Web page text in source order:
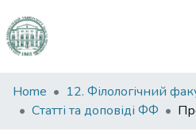
Communities
&
Home
Статті та доповіді ФФ